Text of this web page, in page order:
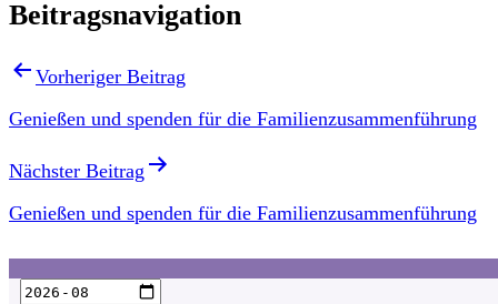
Beitragsnavigation
Vorheriger Beitrag
Genießen und spenden für die Familienzusammenführung
Nächster Beitrag
Genießen und spenden für die Familienzusammenführung